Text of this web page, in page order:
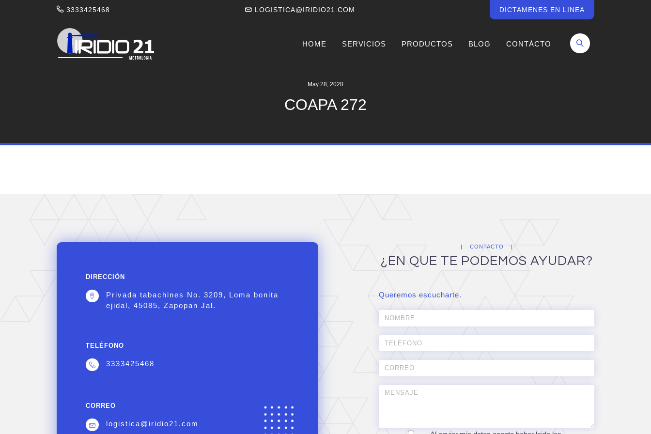
3333425468 LOGISTICA@IRIDIO21.COM DICTAMENES EN LINEA
HOME SERVICIOS PRODUCTOS BLOG CONTÁCTO
May 28, 2020
COAPA 272
DIRECCIÓN
Privada tabachines No. 3209, Loma bonita
ejidal, 45085, Zapopan Jal.
TELÉFONO
3333425468
CORREO
logistica@iridio21.com
CONTACTO
¿EN QUE TE PODEMOS AYUDAR?
Queremos escucharte.